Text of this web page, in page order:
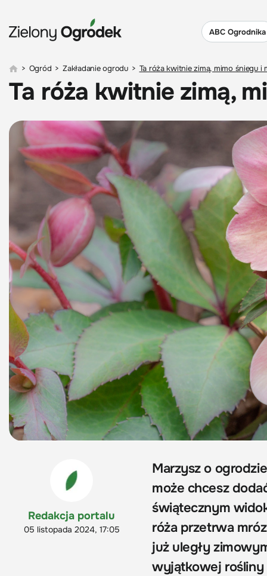
ABC Ogrodnika
> Ogród > Zakładanie ogrodu > Ta róża kwitnie zimą, mimo śniegu i
Ta róża kwitnie zimą,
Redakcja portalu
05 listopada 2024, 17:05
Marzysz o
może chcesz
świątecznym
róża przetrwa
już uległy
wyjątkowej rośliny